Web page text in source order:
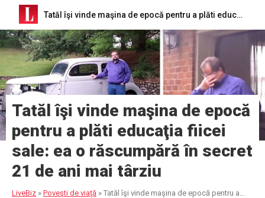
Tatăl îşi vinde maşina de epocă pentru a plăti educaţia fiicei sale: ea o răscumpără în secret 21 de ani mai târziu
Tatăl îşi vinde maşina de epocă
pentru a plăti educaţia fiicei
sale: ea o răscumpără în secret
21 de ani mai târziu
LiveBiz » Poveşti de viaţă » Tatăl îşi vinde maşina de epocă pentru a